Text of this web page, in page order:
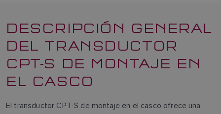
DESCRIPCIÓN GENERAL
DEL TRANSDUCTOR
CPT-S DE MONTAJE EN
EL CASCO
El transductor CPT-S de montaje en el casco ofrece una